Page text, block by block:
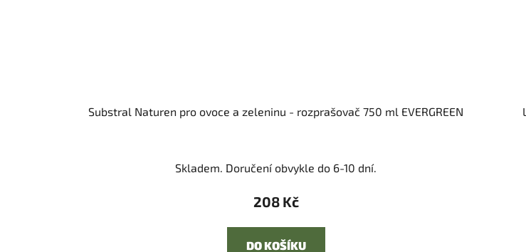
Substral Naturen pro ovoce a zeleninu - rozprašovač 750 ml EVERGREEN
Skladem. Doručení obvykle do 6-10 dní.
208 Kč
DO KOŠÍKU